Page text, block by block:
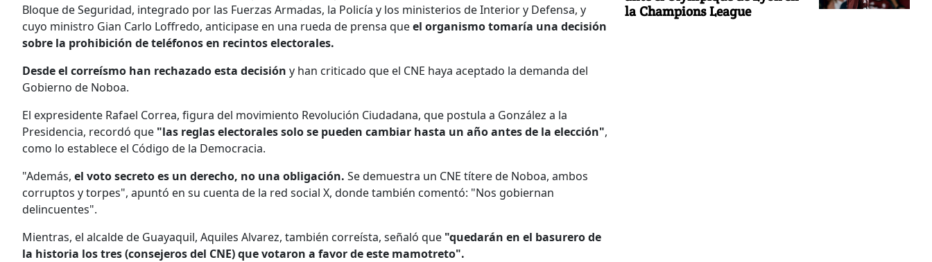
Bloque de Seguridad, integrado por las Fuerzas Armadas, la Policía y los ministerios de Interior y Defensa, y
cuyo ministro Gian Carlo Loffredo, anticipase en una rueda de prensa queel organismo tomaría una decisión
sobre la prohibición de teléfonos en recintos electorales.
Desde el correísmo han rechazado esta decisión y han criticado que el CNE haya aceptado la demanda del
Gobierno de Noboa.
El expresidente Rafael Correa, figura del movimiento Revolución Ciudadana, que postula a González a la
Presidencia, recordó que "las reglas electorales solo se pueden cambiar hasta un año antes de la elección",
como lo establece el Código de la Democracia.
"Además, el voto secreto es un derecho, no una obligación. Se demuestra un CNE títere de Noboa, ambos
corruptos y torpes", apuntó en su cuenta de la red social X, donde también comentó: "Nos gobiernan
delincuentes".
Mientras, el alcalde de Guayaquil, Aquiles Alvarez, también correísta, señaló que "quedarán en el basurero de
la historia los tres (consejeros del CNE) que votaron a favor de este mamotreto".
la Champions League